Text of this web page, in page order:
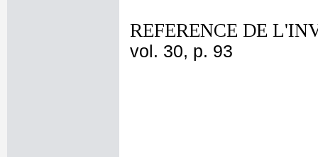
REFERENCE DE
vol. 30, p. 93